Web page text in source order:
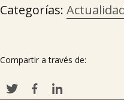
Categorías:
Compartir a través de: